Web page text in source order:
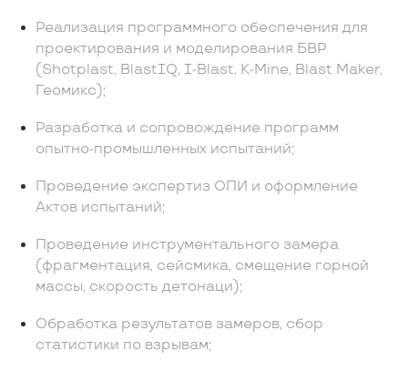
Реализация программного обеспечения для
проектирования и моделирования БВР
(Shotplast, BlastIQ, I-Blast, K-Mine, Blast Maker,
Геомикс);
Разработка и сопровождение программ
опытно-промышленных испытаний;
Проведение экспертиз ОПИ и оформление
Актов испытаний;
Проведение инструментального замера
(фрагментация, сейсмика, смещение горной
массы, скорость детонаци);
Обработка результатов замеров, сбор
статистики по взрывам;